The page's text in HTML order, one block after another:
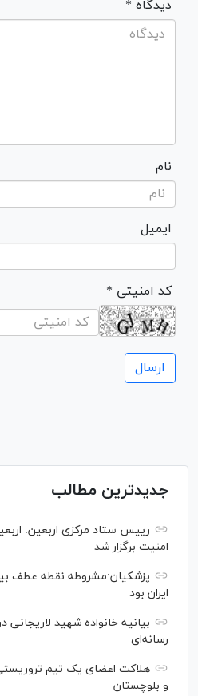
* دیدگاه
نام
ایمیل
* کد امنیتی
جدیدترین مطالب
امنیت برگزار شد
پزشکیان:مشروطه نقطه عطف
ایران بود
بیانیه خانواده شهید لاریجانی
رسانه‌ای
هلاکت اعضای یک تیم
و بلوچستان